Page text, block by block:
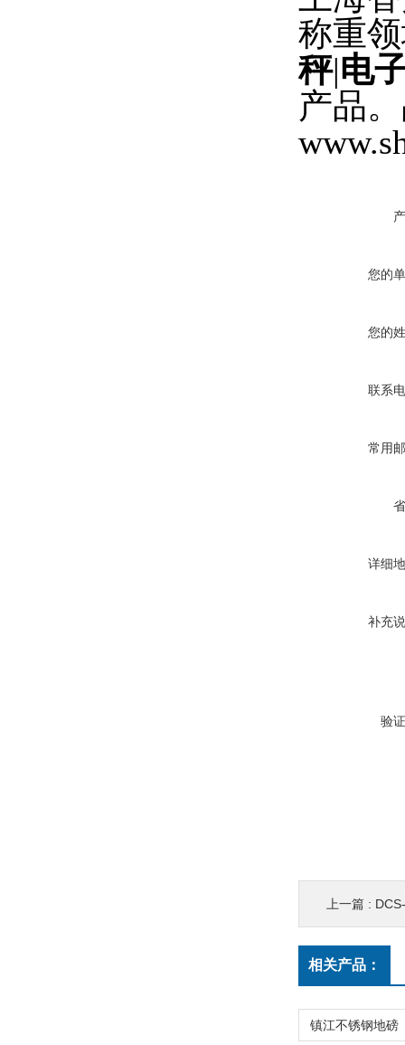
称重
秤|电
产品
您的
您的
联系
常用
详细
补充
验
上一篇 :
相关产品：